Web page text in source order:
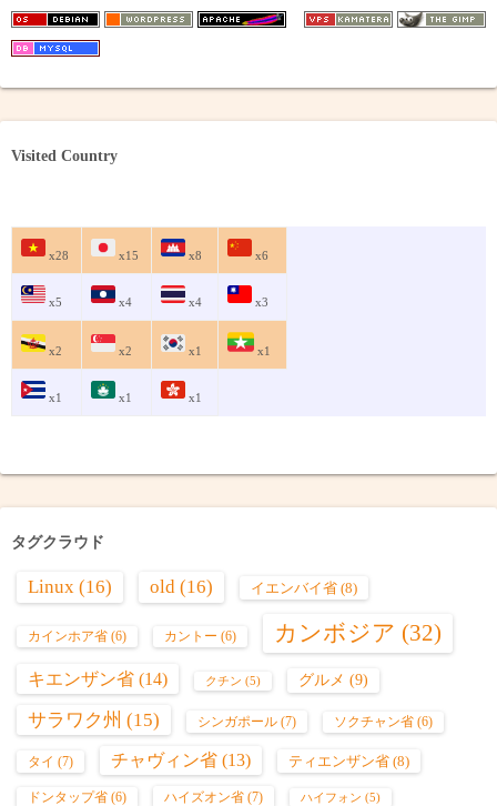
Visited Country
x28 x15 x8 x6
x5 x4 x4 x3
x2 x2 x1 x1
x1 x1 x1
タグクラウド
Linux (16) old (16) イエンバイ省 (8)
カインホア省 (6) カントー (6) カンボジア (32)
キエンザン省 (14) クチン (5) グルメ (9)
サラワク州 (15) シンガポール (7) ソクチャン省 (6)
タイ (7) チャヴィン省 (13) ティエンザン省 (8)
ドンタップ省 (6) ハイズオン省 (7) ハイフォン (5)